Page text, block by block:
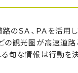
ＳＡ、ＰＡを活用し
の観光圏が高速道
旬な情報は行動を